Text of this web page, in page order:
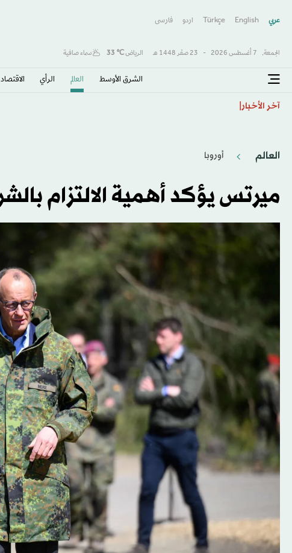
عربي English
Türkçe اردو فارسى
الجمعة, 7 أغسطس 2026 - 23 صفَر 1448 هـ الرياض℃
33 سماء صافية
الشرق الأوسط​ العالم الرأي الاقتصاد
آخر الأخبار
العالم أوروبا
ميرتس يؤكد أهمية الالتزام